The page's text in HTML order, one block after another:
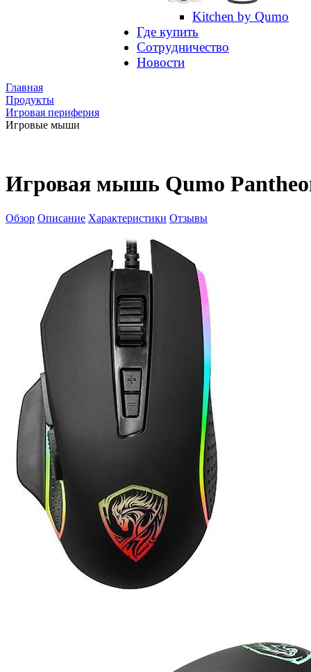
Kitchen by Qumo
Где купить
Сотрудничество
Новости
Главная
Продукты
Игровая периферия
Игровые мыши
Игровая мышь Qumo
Обзор Описание Характеристики Отзывы